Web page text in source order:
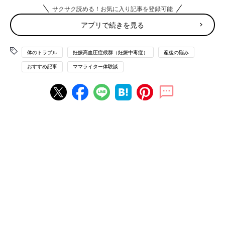
そのため、産休に入ったらあれこれやりたいことがいっぱい。し
かし、妊娠後期に入って「むくみ」がひどく出てきてしまったの
です。私の血圧はもともと90台と低いため、血圧の数値は問題な
し。しかし、むくみがかなりひどく、朝起きても太い足に変化が
ありません。
上の子の妊娠中にもむくみがひどく、入院した経験がありまし
た。今回も入院になるのではないかと心配していましたが、入院
することなく無事に妊娠38週目に入りました。そして、妊娠39
サクサク読める！お気に入り記事を登録可能
アプリで続きを見る
体のトラブル 妊娠高血圧症候群（妊娠中毒症） 産後の悩み
おすすめ記事 ママライター体験談